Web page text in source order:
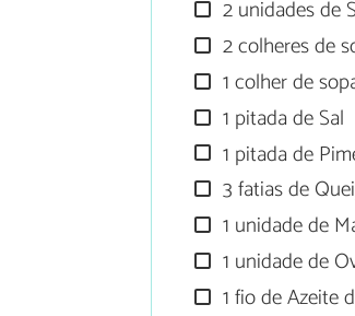
2 unidades de
2 colheres de
1 colher de
1 pitada de Sal
1 pitada de
3 fatias de
1 unidade de
1 unidade de
1 fio de Azeite